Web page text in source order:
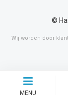
MENU
©
Wij worden door